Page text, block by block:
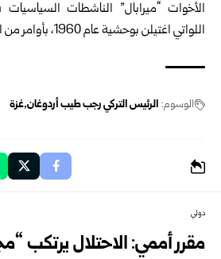
الأخوات “ميرابال” الناشطات
اللواتي اغتيلن بوحشية عام 1960، بأوامر من الديكتاتور رافائيل تروخيلو.
الوسوم: الرئيس التركي رجب طيب أردوغان غزة
دولي
مقرر أممي: الاحتلال يرتكب